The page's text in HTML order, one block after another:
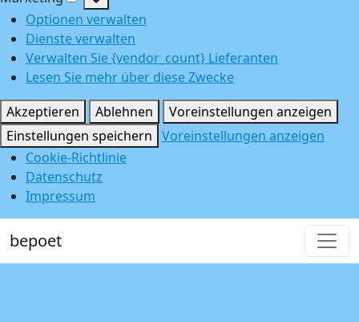
Marketing
Optionen verwalten
Dienste verwalten
Verwalten Sie {vendor_count} Lieferanten
Lesen Sie mehr über diese Zwecke
Akzeptieren
Ablehnen
Voreinstellungen anzeigen
Einstellungen speichern Voreinstellungen anzeigen
Cookie-Richtlinie
Datenschutz
Impressum
bepoet